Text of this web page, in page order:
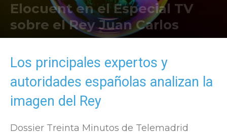
Elocuent en el Especial TV
sobre el Rey Juan Carlos
Por Elocuent - 21 January, 2013 1268
Los principales expertos y
autoridades españolas analizan la
imagen del Rey
Dossier Treinta Minutos de Telemadrid